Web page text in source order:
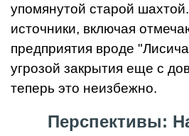
упомянутой старой
источники, включая
предприятия вроде
угрозой закрытия еще с
теперь это неизбежно.
Перспективы: